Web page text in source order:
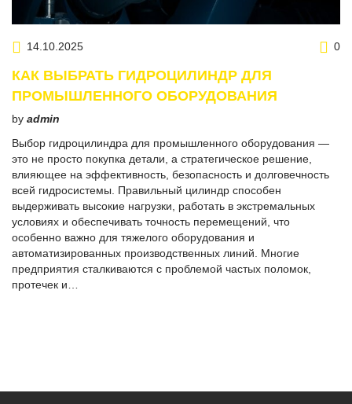
14.10.2025 0
КАК ВЫБРАТЬ ГИДРОЦИЛИНДР ДЛЯ
ПРОМЫШЛЕННОГО ОБОРУДОВАНИЯ
by admin
Выбор гидроцилиндра для промышленного оборудования —
это не просто покупка детали, а стратегическое решение,
влияющее на эффективность, безопасность и долговечность
всей гидросистемы. Правильный цилиндр способен
выдерживать высокие нагрузки, работать в экстремальных
условиях и обеспечивать точность перемещений, что
особенно важно для тяжелого оборудования и
автоматизированных производственных линий. Многие
предприятия сталкиваются с проблемой частых поломок,
протечек и…